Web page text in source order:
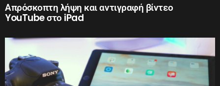
Απρόσκοπτη λήψη και αντιγραφή βίντεο
YouTube στο iPad